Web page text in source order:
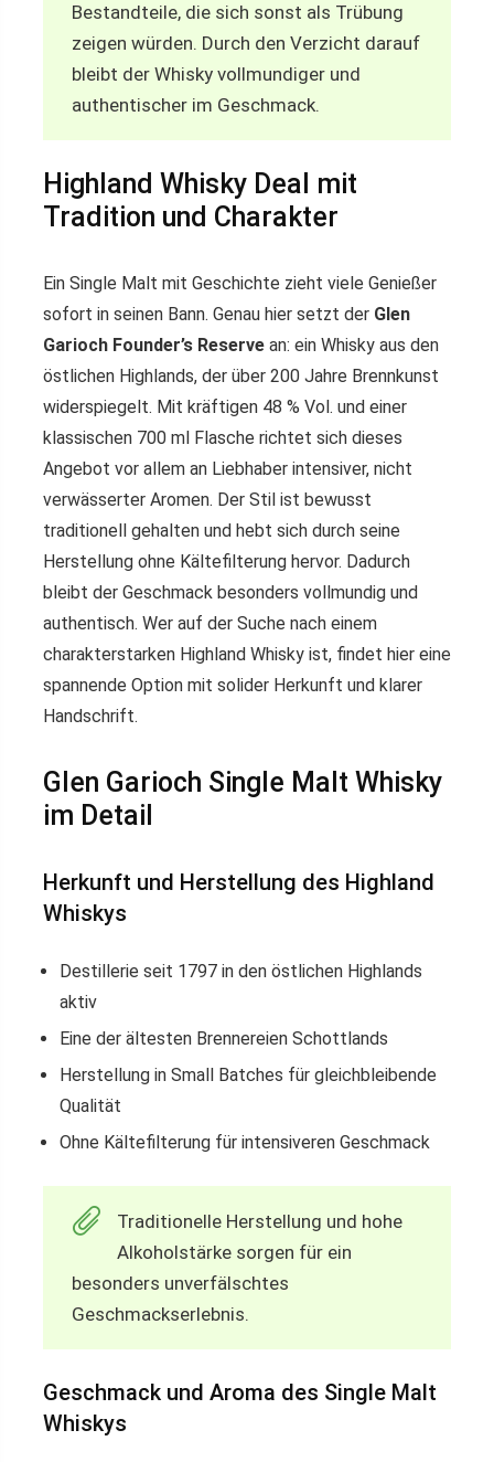
Bestandteile, die sich sonst als Trübung
zeigen würden. Durch den Verzicht darauf
bleibt der Whisky vollmundiger und
authentischer im Geschmack.
Highland Whisky Deal mit
Tradition und Charakter
Ein Single Malt mit Geschichte zieht viele Genießer
sofort in seinen Bann. Genau hier setzt der Glen
Garioch Founder’s Reserve an: ein Whisky aus den
östlichen Highlands, der über 200 Jahre Brennkunst
widerspiegelt. Mit kräftigen 48 % Vol. und einer
klassischen 700 ml Flasche richtet sich dieses
Angebot vor allem an Liebhaber intensiver, nicht
verwässerter Aromen. Der Stil ist bewusst
traditionell gehalten und hebt sich durch seine
Herstellung ohne Kältefilterung hervor. Dadurch
bleibt der Geschmack besonders vollmundig und
authentisch. Wer auf der Suche nach einem
charakterstarken Highland Whisky ist, findet hier eine
spannende Option mit solider Herkunft und klarer
Handschrift.
Glen Garioch Single Malt Whisky
im Detail
Herkunft und Herstellung des Highland
Whiskys
Destillerie seit 1797 in den östlichen Highlands
aktiv
Eine der ältesten Brennereien Schottlands
Herstellung in Small Batches für gleichbleibende
Qualität
Ohne Kältefilterung für intensiveren Geschmack
Traditionelle Herstellung und hohe
Alkoholstärke sorgen für ein
besonders unverfälschtes
Geschmackserlebnis.
Geschmack und Aroma des Single Malt
Whiskys